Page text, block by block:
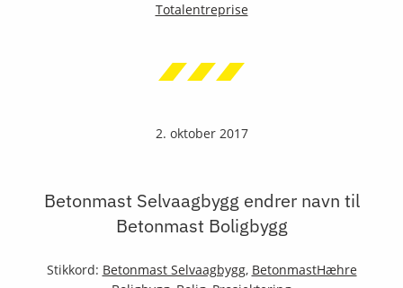
Totalentreprise
2. oktober 2017
Betonmast Selvaagbygg endrer navn til
Betonmast Boligbygg
Stikkord: Betonmast Selvaagbygg, BetonmastHæhre